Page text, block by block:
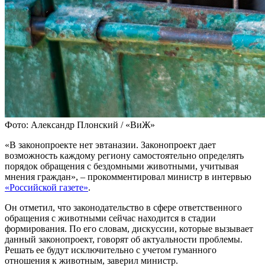
Фото: Александр Плонский / «ВиЖ»
«В законопроекте нет эвтаназии. Законопроект дает
возможность каждому региону самостоятельно определять
порядок обращения с бездомными животными, учитывая
мнения граждан», – прокомментировал министр в интервью
«Российской газете».
Он отметил, что законодательство в сфере ответственного
обращения с животными сейчас находится в стадии
формирования. По его словам, дискуссии, которые вызывает
данный законопроект, говорят об актуальности проблемы.
Решать ее будут исключительно с учетом гуманного
отношения к животным, заверил министр.